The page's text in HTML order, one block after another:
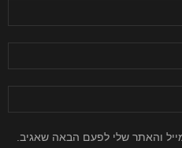
והאתר שלי לפעם הבאה שאגיב.